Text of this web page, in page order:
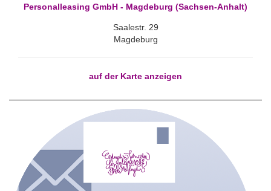
Personalleasing GmbH - Magdeburg (Sachsen-Anhalt)
Saalestr. 29
Magdeburg
auf der Karte anzeigen